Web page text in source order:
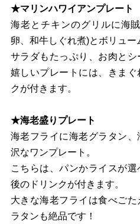
★マリンハワイアンプレート
海老とチキンのグリルに海
卵、和牛しぐれ煮)とボリュー
サラダもたっぷり、お肉と
嬉しいプレートには、きま
クが付きます。
★海老盛りプレート
海老フライに海老グラタン
沢なワンプレート。
こちらは、パンかライスが
後のドリンクが付きます。
大きな海老フライは食べご
ラタンも絶品です！